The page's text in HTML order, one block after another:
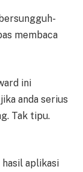
membaca
ini
anda serius
Tak tipu.
hasil aplikasi